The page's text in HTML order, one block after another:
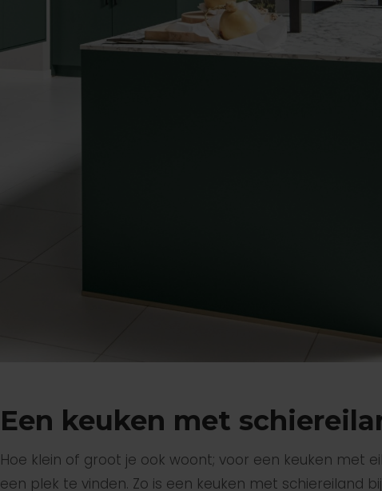
Een keuken met
Hoe klein of groot je ook woont; voor een keuken met
een plek te vinden. Zo is een keuken met schiereiland